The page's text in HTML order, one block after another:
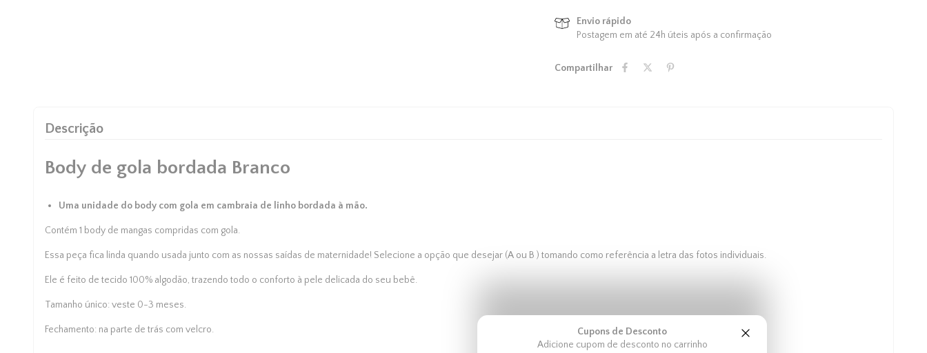
Cupons de Desconto
Adicione cupom de desconto no carrinho
Envio rápido
Postagem em até 24h úteis após a confirmação
Compartilhar
Descrição
Body de gola bordada Branco
Uma unidade do body com gola em cambraia de linho bordada à mão.
Contém 1 body de mangas compridas com gola.
Essa peça fica linda quando usada junto com as nossas saídas de maternidade! Selecione a opção que desejar (A ou B ) tomando como referência a letra das fotos individuais.
Ele é feito de tecido 100% algodão, trazendo todo o conforto à pele delicada do seu bebê.
Tamanho único: veste 0-3 meses.
Fechamento: na parte de trás com velcro.